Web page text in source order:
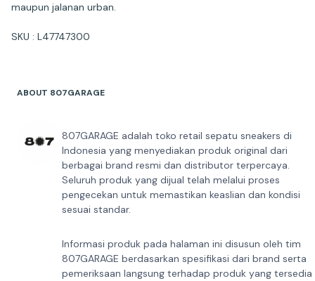
maupun jalanan urban.
SKU : L47747300
ABOUT 807GARAGE
807GARAGE adalah toko retail sepatu sneakers di
Indonesia yang menyediakan produk original dari
berbagai brand resmi dan distributor terpercaya.
Seluruh produk yang dijual telah melalui proses
pengecekan untuk memastikan keaslian dan kondisi
sesuai standar.
Informasi produk pada halaman ini disusun oleh tim
807GARAGE berdasarkan spesifikasi dari brand serta
pemeriksaan langsung terhadap produk yang tersedia